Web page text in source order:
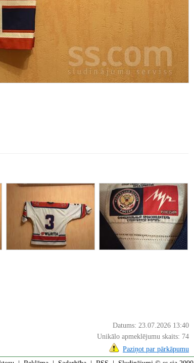
Datums: 23.07.2026 13:40
Unikālo apmeklējumu skaits: 74
Paziņot par pārkāpumu